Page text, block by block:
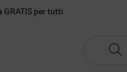
GRATIS per tutti